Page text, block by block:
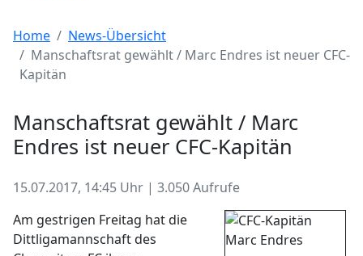
Home
News-Übersicht
Manschaftsrat gewählt / Marc Endres ist neuer CFC-
Kapitän
Manschaftsrat gewählt / Marc
Endres ist neuer CFC-Kapitän
15.07.2017, 14:45 Uhr | 3.050 Aufrufe
Am gestrigen Freitag hat die
Dittligamannschaft des